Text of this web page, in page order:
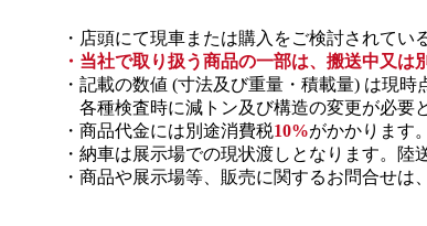
・店頭にて現車または購入をご検討されてい
・当社で取り扱う商品の一部は、搬送中又
・記載の数値 (寸法及び重量・積載量) は現時
各種検査時に減トン及び構造の変更が必要
・商品代金には別途消費税10%がかかります。
・納車は展示場での現状渡しとなります。陸
・商品や展示場等、販売に関するお問合せは